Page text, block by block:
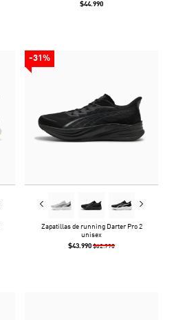
$44.990
-31%
Zapatillas de running Darter Pro 2
unisex
$43.990 $62.990